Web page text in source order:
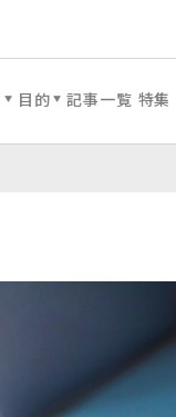
目的 記事一覧 特集